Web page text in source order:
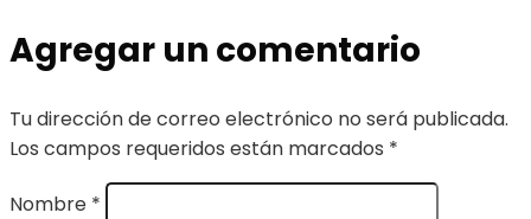
Agregar un comentario
Tu dirección de correo electrónico no será publicada.
Los campos requeridos están marcados *
Nombre *